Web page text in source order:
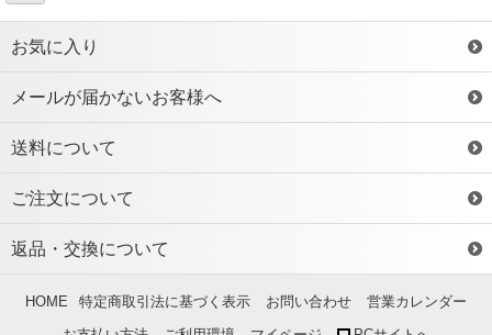
お気に入り
メールが届かないお客様へ
送料について
ご注文について
返品・交換について
HOME 特定商取引法に基づく表示 お問い合わせ
営業カレンダー